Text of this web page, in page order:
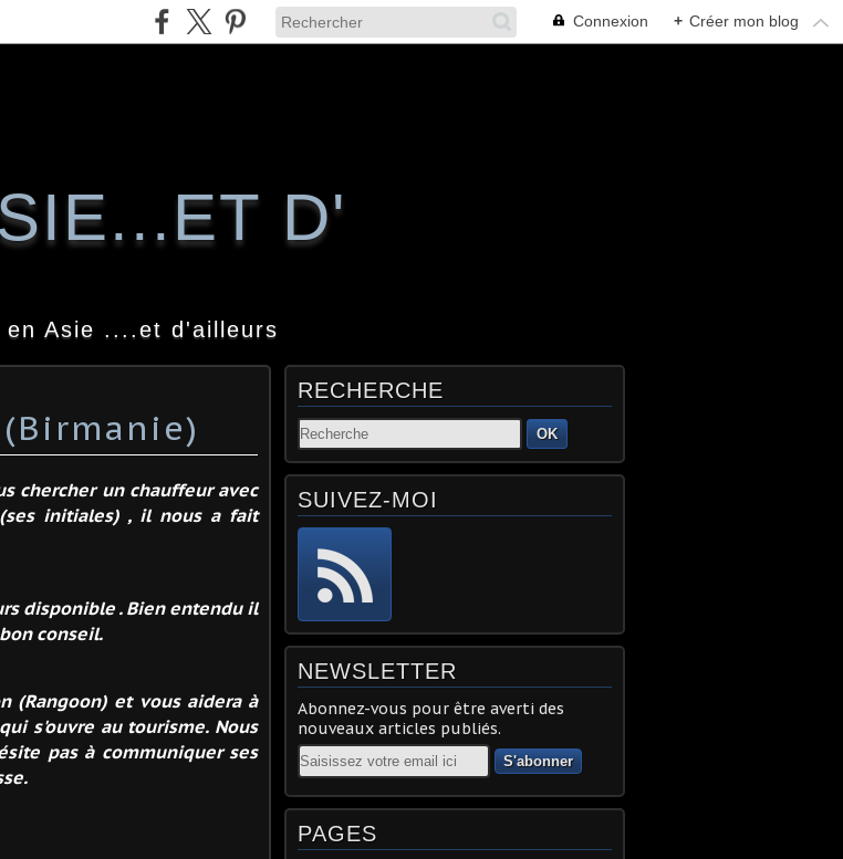
Connexion + Créer mon blog
D'
Asie ....et d'ailleurs
chercher un chauffeur avec
initiales) , il nous a fait
disponible . Bien entendu il
conseil.
(Rangoon) et vous aidera à
s'ouvre au tourisme. Nous
pas à communiquer ses
RECHERCHE
OK
SUIVEZ-MOI
NEWSLETTER
Abonnez-vous pour être averti des
nouveaux articles publiés.
Email
PAGES